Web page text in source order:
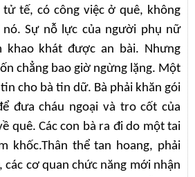
tử tế, có công việc ở quê, không
Sự nỗ lực của người phụ nữ
khao khát được an bài. Nhưng
chẳng bao giờ ngừng lặng. Một
cho bà tin dữ. Bà phải khăn gói
đưa cháu ngoại và tro cốt của
quê. Các con bà ra đi do một tai
khốc.Thân thể tan hoang, phải
các cơ quan chức năng mới nhận